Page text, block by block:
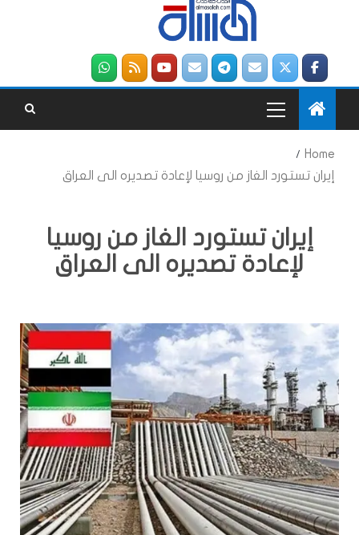
Home
إيران تستورد الغاز من روسيا لإعادة تصديره الى العراق
إيران تستورد الغاز من روسيا
لإعادة تصديره الى العراق